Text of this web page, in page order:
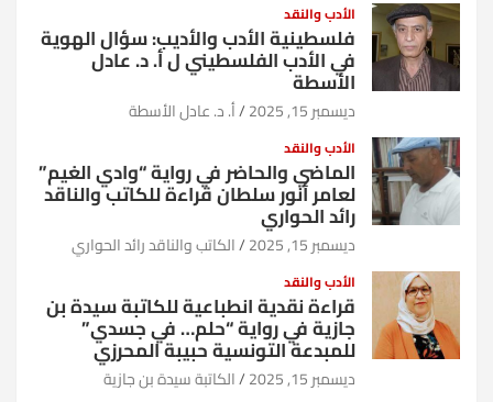
الأدب والنقد
فلسطينية الأدب والأديب: سؤال الهوية
في الأدب الفلسطيني ل أ. د. عادل
الأسطة
ديسمبر 15, 2025 أ. د. عادل الأسطة
الأدب والنقد
الماضي والحاضر في رواية “وادي الغيم”
لعامر أنور سلطان قراءة للكاتب والناقد
رائد الحواري
ديسمبر 15, 2025 الكاتب والناقد رائد الحواري
الأدب والنقد
قراءة نقدية انطباعية للكاتبة سيدة بن
جازية في رواية “حلم… في جسدي”
للمبدعة التونسية حبيبة المحرزي
ديسمبر 15, 2025 الكاتبة سيدة بن جازية